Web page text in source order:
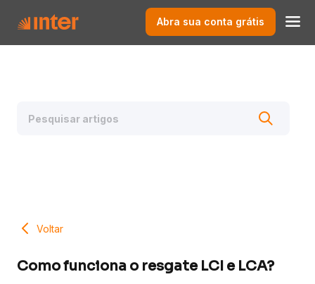
Abra sua conta grátis
Voltar
Como funciona o resgate LCI e LCA?